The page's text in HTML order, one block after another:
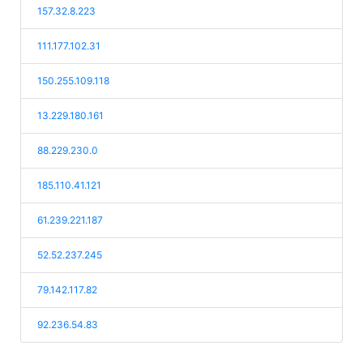
157.32.8.223
111.177.102.31
150.255.109.118
13.229.180.161
88.229.230.0
185.110.41.121
61.239.221.187
52.52.237.245
79.142.117.82
92.236.54.83